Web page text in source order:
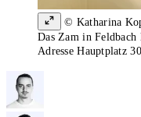
© Katharina
Das Zam in
Adresse Hauptplatz